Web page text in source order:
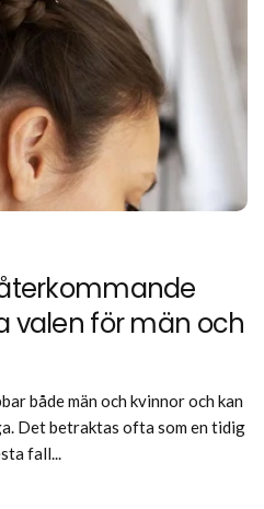
valen för män och
både män och kvinnor och kan
Det betraktas ofta som en tidig
fall...